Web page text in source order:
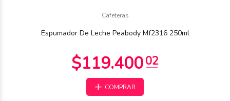
Cafeteras
Espumador De Leche Peabody Mf2316 250ml
COMPRAR